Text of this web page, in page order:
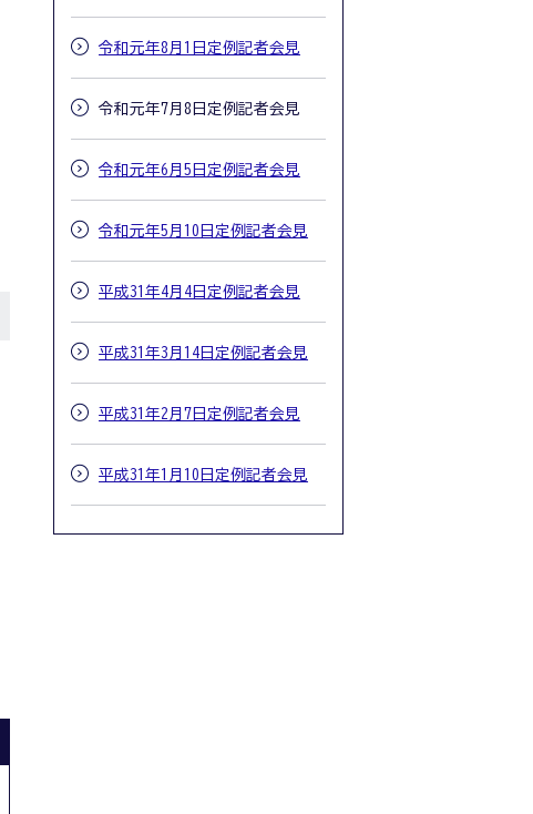
令和元年8月1日定例記者会見
令和元年7月8日定例記者会見
令和元年6月5日定例記者会見
令和元年5月10日定例記者会見
平成31年4月4日定例記者会見
平成31年3月14日定例記者会見
平成31年2月7日定例記者会見
平成31年1月10日定例記者会見